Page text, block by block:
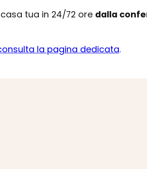
tua in 24/72 ore dalla
la pagina dedicata.